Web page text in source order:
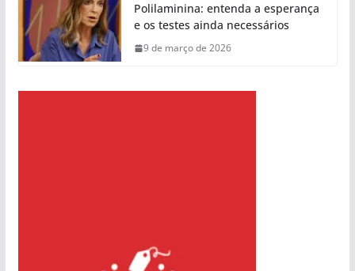
Polilaminina: entenda a esperança
e os testes ainda necessários
9 de março de 2026